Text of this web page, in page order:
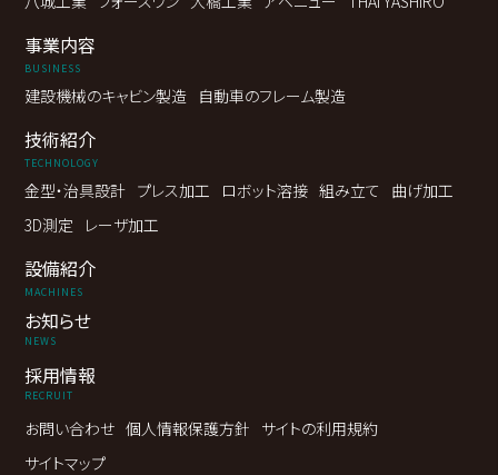
事業内容
BUSINESS
建設機械のキャビン製造 自動車のフレーム製造
技術紹介
TECHNOLOGY
金型・治具設計 プレス加工 ロボット溶接 組み立て
曲げ加工
3D測定
レーザ加工
設備紹介
MACHINES
お知らせ
NEWS
採用情報
RECRUIT
お問い合わせ 個人情報保護方針 サイトの利用規約
サイトマップ